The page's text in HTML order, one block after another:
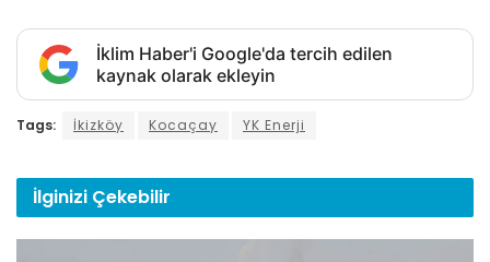
İklim Haber'i Google'da tercih edilen
kaynak olarak ekleyin
Tags: İkizköy Kocaçay YK Enerji
İlginizi Çekebilir